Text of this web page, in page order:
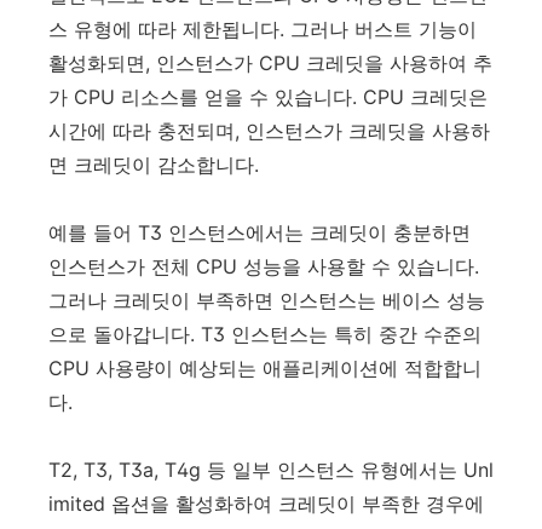
스 유형에 따라 제한됩니다. 그러나 버스트 기능이
활성화되면, 인스턴스가 CPU 크레딧을 사용하여 추
가 CPU 리소스를 얻을 수 있습니다. CPU 크레딧은
시간에 따라 충전되며, 인스턴스가 크레딧을 사용하
면 크레딧이 감소합니다.
예를 들어 T3 인스턴스에서는 크레딧이 충분하면
인스턴스가 전체 CPU 성능을 사용할 수 있습니다.
그러나 크레딧이 부족하면 인스턴스는 베이스 성능
으로 돌아갑니다. T3 인스턴스는 특히 중간 수준의
CPU 사용량이 예상되는 애플리케이션에 적합합니
다.
T2, T3, T3a, T4g 등 일부 인스턴스 유형에서는 Unl
imited 옵션을 활성화하여 크레딧이 부족한 경우에